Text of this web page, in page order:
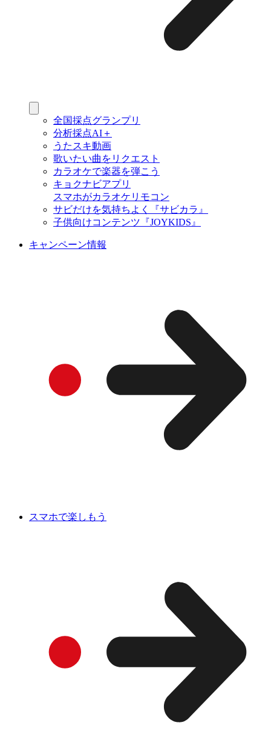
全国採点グランプリ
分析採点AI＋
うたスキ動画
歌いたい曲をリクエスト
カラオケで楽器を弾こう
キョクナビアプリ
スマホがカラオケリモコン
サビだけを気持ちよく『サビカラ』
子供向けコンテンツ『JOYKIDS』
キャンペーン情報
スマホで楽しもう